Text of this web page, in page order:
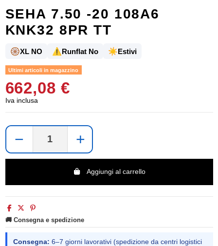
SEHA 7.50 -20 108A6
KNK32 8PR TT
🛞XL NO ⚠️Runflat No ☀️Estivi
Ultimi articoli in magazzino
662,08 €
Iva inclusa
− +
Aggiungi al carrello
🚚 Consegna e spedizione
Consegna: 6–7 giorni lavorativi (spedizione da centri logistici